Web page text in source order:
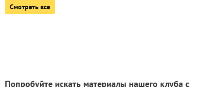
Смотреть все
Попробуйте искать материалы нашего клуба с